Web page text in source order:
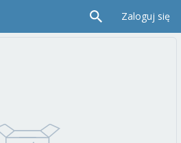
Zaloguj się